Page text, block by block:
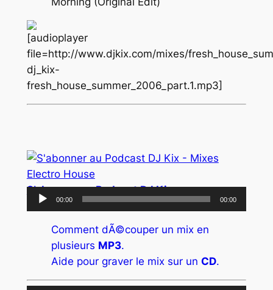
[audioplayer
file=http://www.djkix.com/mixes/
dj_kix-
fresh_house_summer_2006_part.1.mp3]
S’abonner au Podcast DJ Kix
Lecteur
audio
00:00 00:00
Comment dÃ©couper un mix en
plusieurs MP3.
Aide pour graver le mix sur un CD.